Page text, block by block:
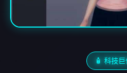
🧴 科技